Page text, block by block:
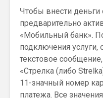
Чтобы внести
предварительно
«Мобильный банк».
подключения услуги,
текстовое
«Стрелка (либо
11-значный номер
платежа. Все